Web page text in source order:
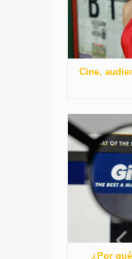
Cine,
¿Por